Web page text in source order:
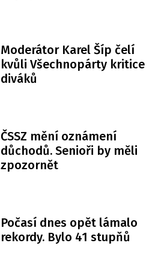
Moderátor Karel Šíp čelí
kvůli Všechnopárty kritice
diváků
ČSSZ mění oznámení
důchodů. Senioři by měli
zpozornět
Počasí dnes opět lámalo
rekordy. Bylo 41 stupňů